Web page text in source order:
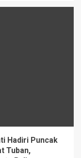
Hadiri Puncak
Tuban,